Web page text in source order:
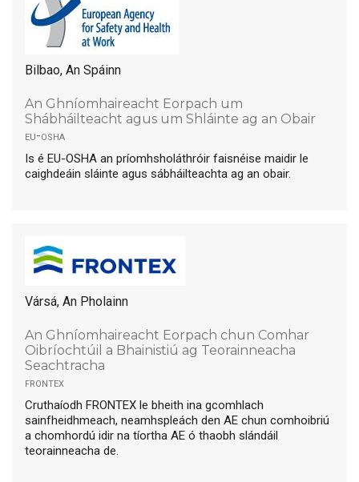
Bilbao, An Spáinn
An Ghníomhaireacht Eorpach um
Shábháilteacht agus um Shláinte ag an Obair
eu-osha
Is é EU-OSHA an príomhsholáthróir faisnéise maidir le
caighdeáin sláinte agus sábháilteachta ag an obair.
Vársá, An Pholainn
An Ghníomhaireacht Eorpach chun Comhar
Oibríochtúil a Bhainistiú ag Teorainneacha
Seachtracha
frontex
Cruthaíodh FRONTEX le bheith ina gcomhlach
sainfheidhmeach, neamhspleách den AE chun comhoibriú
a chomhordú idir na tíortha AE ó thaobh slándáil
teorainneacha de.